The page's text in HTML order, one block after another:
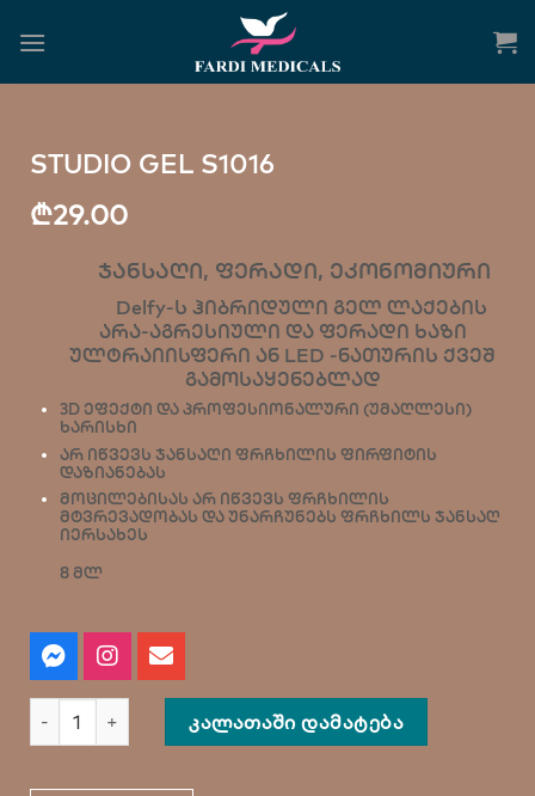
STUDIO GEL S1016
₾29.00
ჯანსაღი, ფერადი, ეკონომიური
Delfy-ს ჰიბრიდული გელ ლაქების
არა-აგრესიული და ფერადი ხაზი
ულტრაიისფერი ან LED -ნათურის ქვეშ
გამოსაყენებლად
3D ეფექტი და პროფესიონალური (უმაღლესი)
ხარისხი
არ იწვევს ჯანსაღი ფრჩხილის ფირფიტის
დაზიანებას
მოცილებისას არ იწვევს ფრჩხილის
მტვრევადობას და უნარჩუნებს ფრჩხილს ჯანსაღ
იერსახეს
8 მლ
ᲙᲐᲚᲐᲗᲐᲨᲘ ᲓᲐᲛᲐᲢᲔᲑᲐ